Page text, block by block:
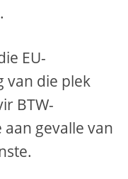
EU-
van die plek
BTW-
gevalle van